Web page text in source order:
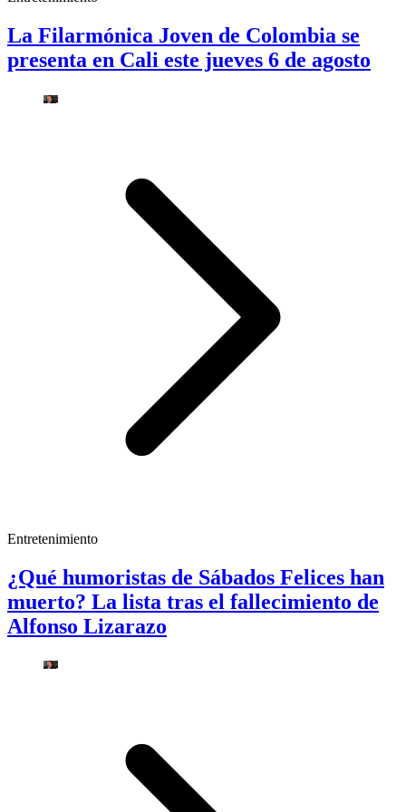
La Filarmónica Joven de Colombia se
presenta en Cali este jueves 6 de agosto
Entretenimiento
¿Qué humoristas de Sábados Felices han
muerto? La lista tras el fallecimiento de
Alfonso Lizarazo